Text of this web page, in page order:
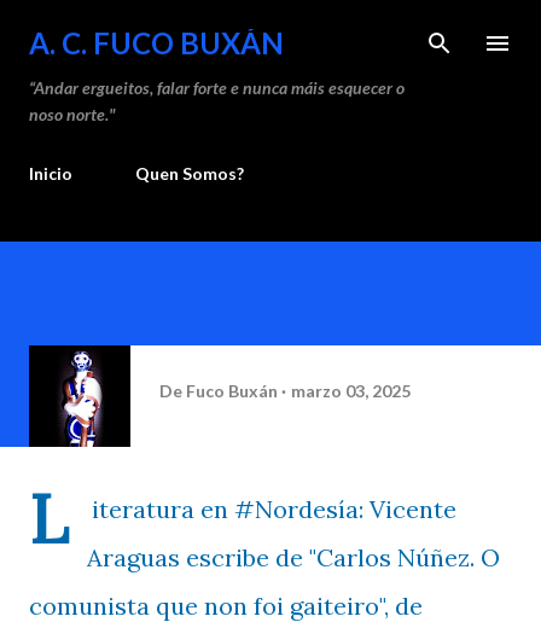
A. C. FUCO BUXÁN
“Andar ergueitos, falar forte e nunca máis esquecer o
noso norte."
Inicio Quen Somos?
De Fuco Buxán marzo 03, 2025
L
iteratura en #Nordesía: Vicente
Araguas escribe de "Carlos Núñez. O
comunista que non foi gaiteiro", de